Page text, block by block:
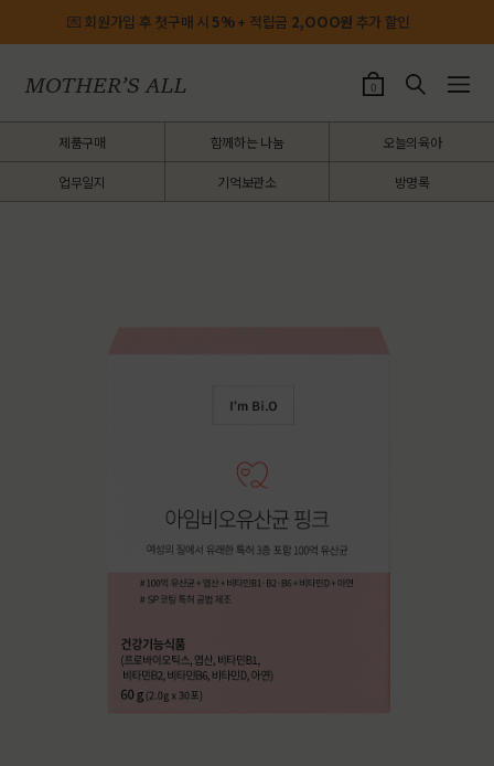
💌 회원가입 후 첫구매 시5%+ 적립금 2,OOO원 추가 할인
0
제품구매 함께하는 나눔 오늘의육아
업무일지 기억보관소 방명록